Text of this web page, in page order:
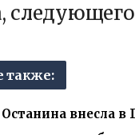
также:
внесла в